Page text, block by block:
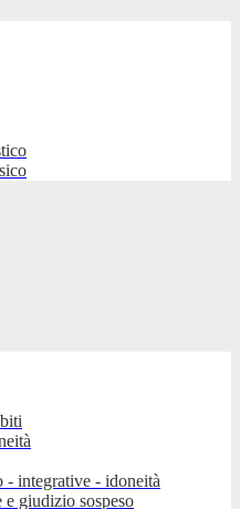
- integrative - idoneità
giudizio sospeso